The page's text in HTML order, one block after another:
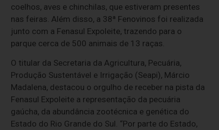
coelhos, aves e chinchilas, que estiveram presentes
nas feiras. Além disso, a 38ª Fenovinos foi realizada
junto com a Fenasul Expoleite, trazendo para o
parque cerca de 500 animais de 13 raças.
O titular da Secretaria da Agricultura, Pecuária,
Produção Sustentável e Irrigação (Seapi), Márcio
Madalena, destacou o orgulho de receber na pista da
Fenasul Expoleite a representação da pecuária
gaúcha, da abundância zootécnica e genética do
Estado do Rio Grande do Sul. “Por parte do Estado,